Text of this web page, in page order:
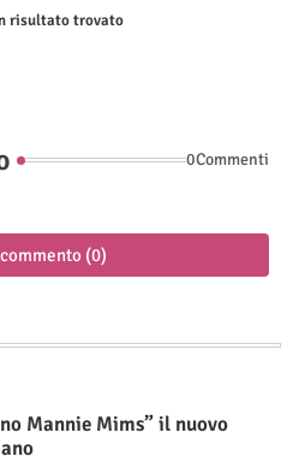
risultato trovato
0Commenti
(0)
Mannie Mims” il nuovo